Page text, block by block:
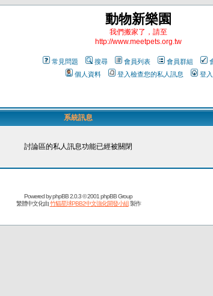
動物新樂園
我們搬家了，請至
http://www.meetpets.org.tw
常見問題 搜尋 會員列表 會員群組
個人資料
登入檢查您的私人訊息 登入
系統訊息
討論區的私人訊息功能已經被關閉
Powered byphpBB2.0.3 © 2001 phpBB Group
繁體中文化由竹貓星球PBB2中文強化開發小組製作